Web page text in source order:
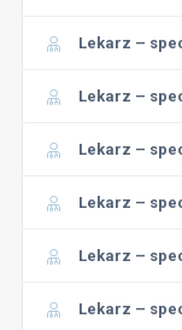
Lekarz –
Lekarz –
Lekarz –
Lekarz –
Lekarz –
Lekarz –